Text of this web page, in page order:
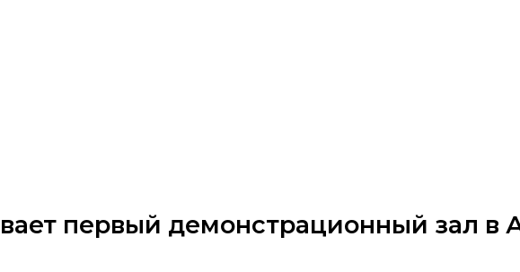
первый демонстрационный зал в